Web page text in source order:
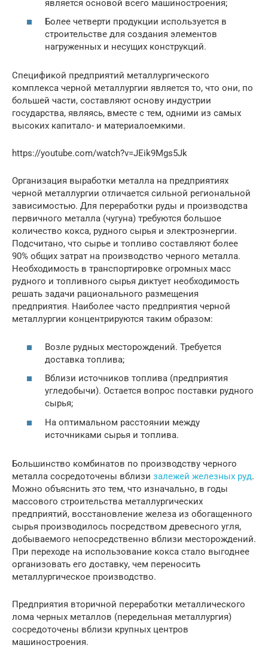
является основой всего машиностроения;
Более четверти продукции используется в
строительстве для создания элементов
нагруженных и несущих конструкций.
Спецификой предприятий металлургического
комплекса черной металлургии является то, что они, по
большей части, составляют основу индустрии
государства, являясь, вместе с тем, одними из самых
высоких капитало- и материалоемкими.
https://youtube.com/watch?v=JEik9Mgs5Jk
Организация выработки металла на предприятиях
черной металлургии отличается сильной региональной
зависимостью. Для переработки руды и производства
первичного металла (чугуна) требуются большое
количество кокса, рудного сырья и электроэнергии.
Подсчитано, что сырье и топливо составляют более
90% общих затрат на производство черного металла.
Необходимость в транспортировке огромных масс
рудного и топливного сырья диктует необходимость
решать задачи рационального размещения
предприятия. Наиболее часто предприятия черной
металлургии концентрируются таким образом:
Возле рудных месторождений. Требуется
доставка топлива;
Вблизи источников топлива (предприятия
угледобычи). Остается вопрос поставки рудного
сырья;
На оптимальном расстоянии между
источниками сырья и топлива.
Большинство комбинатов по производству черного
металла сосредоточены вблизи залежей железных руд.
Можно объяснить это тем, что изначально, в годы
массового строительства металлургических
предприятий, восстановление железа из обогащенного
сырья производилось посредством древесного угля,
добываемого непосредственно вблизи месторождений.
При переходе на использование кокса стало выгоднее
организовать его доставку, чем переносить
металлургическое производство.
Предприятия вторичной переработки металлического
лома черных металлов (передельная металлургия)
сосредоточены вблизи крупных центров
машиностроения.